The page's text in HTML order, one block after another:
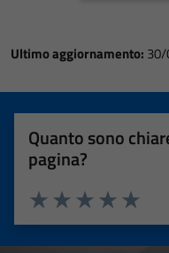
Ultimo aggiornamento:
Quanto sono
pagina?
Valuta
Valuta 4
Valuta 3 stelle
Valuta 2 stelle su 5
Valuta 1 stelle su 5